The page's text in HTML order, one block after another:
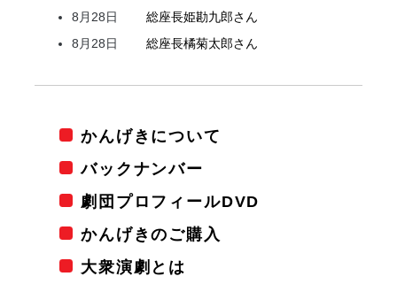
8月28日
総座長姫勘九郎さん
8月28日
総座長橘菊太郎さん
かんげきについて
バックナンバー
劇団プロフィールDVD
かんげきのご購入
大衆演劇とは